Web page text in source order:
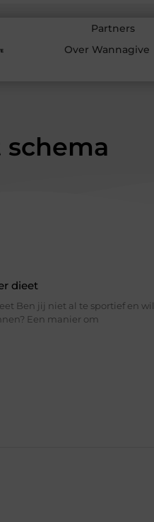
Partners
Over Wannagive
schema
dieet
Ben jij niet al te sportief en wil
Een manier om